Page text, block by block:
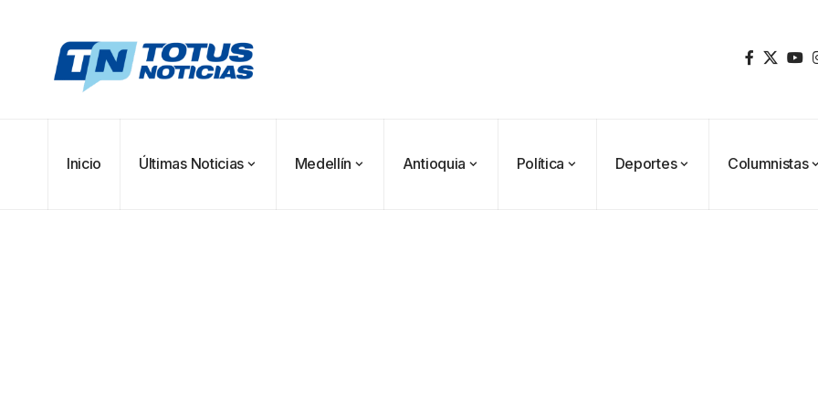
Inicio Últimas Noticias Medellín Antioquia Política Deportes Columnistas